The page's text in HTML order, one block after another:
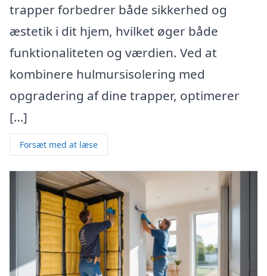
trapper forbedrer både sikkerhed og
æstetik i dit hjem, hvilket øger både
funktionaliteten og værdien. Ved at
kombinere hulmursisolering med
opgradering af dine trapper, optimerer
[…]
Forsæt med at læse